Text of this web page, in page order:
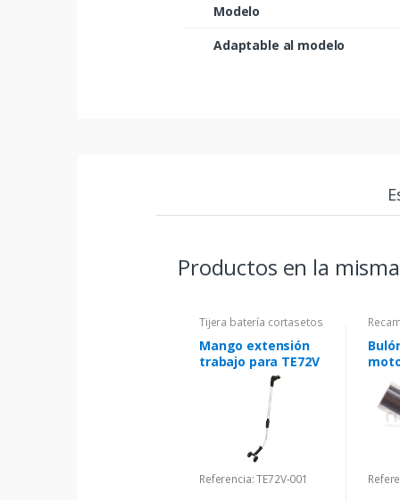
Modelo
Adaptable al modelo
Productos en la
Tijera batería cortasetos
Mango extensión
trabajo para TE72V
Referencia: TE72V-001